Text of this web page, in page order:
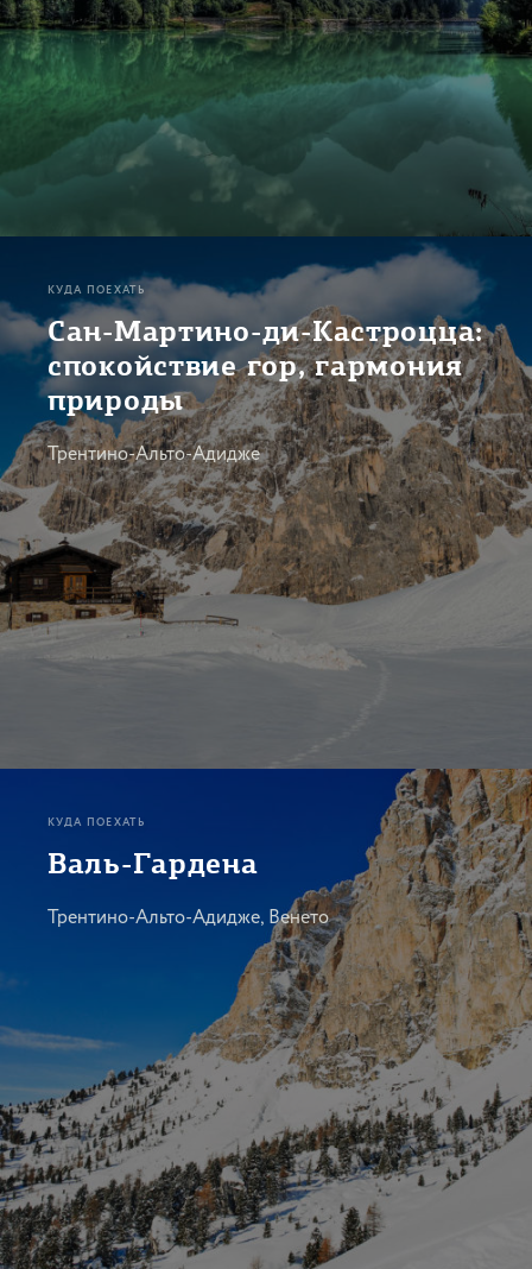
КУДА ПОЕХАТЬ
Сан-Мартино-ди-Кастроцца:
спокойствие гор, гармония
природы
Трентино-Альто-Адидже
КУДА ПОЕХАТЬ
Валь-Гардена
Трентино-Альто-Адидже, Венето